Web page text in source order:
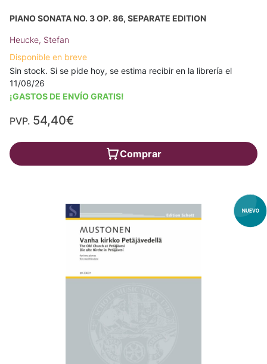
PIANO SONATA NO. 3 OP. 86, SEPARATE EDITION
Heucke, Stefan
Disponible en breve
Sin stock. Si se pide hoy, se estima recibir en la librería el
11/08/26
¡GASTOS DE ENVÍO GRATIS!
PVP. 54,40€
Comprar